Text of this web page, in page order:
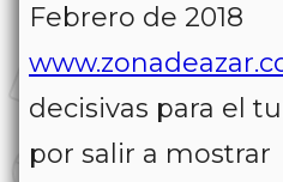
Febrero de 2018
decisivas para el
por salir a